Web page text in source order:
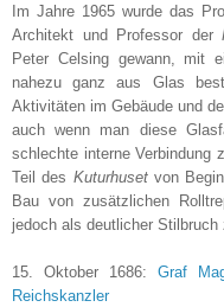
Im Jahre 1965 wurde das
Architekt und Professor der
Peter Celsing gewann, mit
nahezu ganz aus Glas
Aktivitäten im Gebäude und
auch wenn man diese
schlechte interne Verbindung
Teil des Kuturhusetvon
Bau von zusätzlichen
jedoch als deutlicher
15. Oktober 1686: Graf
Reichskanzler